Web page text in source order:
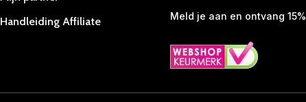
Handleiding Affiliate
Meld je aan en ontvang